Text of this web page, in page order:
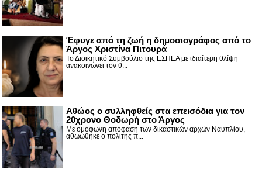
Έφυγε από τη ζωή η δημοσιογράφος από το
Άργος Χριστίνα Πιτουρά
Το Διοικητικό Συμβούλιο της ΕΣΗΕΑ με ιδιαίτερη θλίψη
ανακοινώνει τον θ...
Αθώος ο συλληφθείς στα επεισόδια για τον
20χρονο Θοδωρή στο Άργος
Με ομόφωνη απόφαση των δικαστικών αρχών Ναυπλίου,
αθωώθηκε ο πολίτης π...